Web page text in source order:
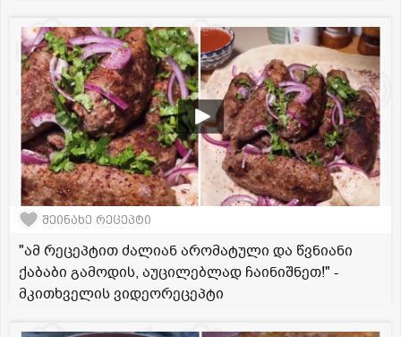
შეინახე რეცეპტი
"ამ რეცეპტით ძალიან არომატული და წვნიანი
ქაბაბი გამოდის, აუცილებლად ჩაინიშნეთ!" -
მკითხველის ვიდეორეცეპტი